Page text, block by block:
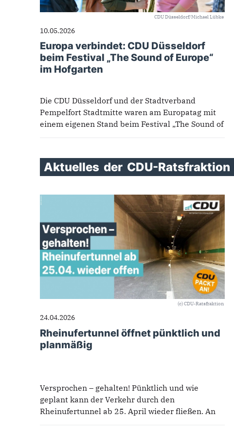
CDU Düsseldorf/Michael Lübke
10.05.2026
Europa verbindet: CDU Düsseldorf
beim Festival „The Sound of Europe“
im Hofgarten
Die CDU Düsseldorf und der Stadtverband
Pempelfort Stadtmitte waren am Europatag mit
einem eigenen Stand beim Festival „The Sound of
Aktuelles der CDU-Ratsfraktion
(c) CDU-Ratsfraktion
24.04.2026
Rheinufertunnel öffnet pünktlich und
planmäßig
Versprochen – gehalten! Pünktlich und wie
geplant kann der Verkehr durch den
Rheinufertunnel ab 25. April wieder fließen. An